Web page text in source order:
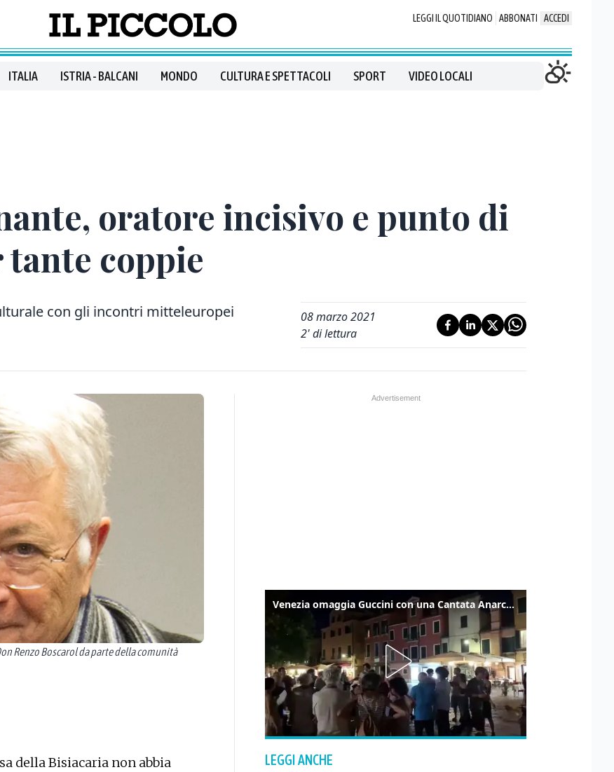
LEGGI IL QUOTIDIANO ABBONATI ACCEDI
ITALIA ISTRIA - BALCANI MONDO CULTURA E SPETTACOLI SPORT VIDEO LOCALI
oratore incisivo e punto di
coppie
con gli incontri mitteleuropei
08 marzo 2021
2' di lettura
Renzo Boscarol da parte della comunità
della Bisiacaria non abbia
Venezia omaggia Guccini con una Cantata Anarchica in campo Santa Margherita
LEGGI ANCHE